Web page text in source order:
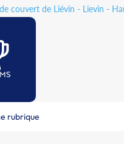
couvert de Liévin - Lievin -
rubrique